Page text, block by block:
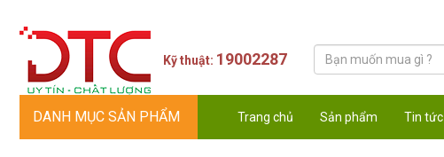
Kỹ thuật: 19002287
DANH MỤC SẢN PHẨM Trang chủ Sản phẩm Tin tức